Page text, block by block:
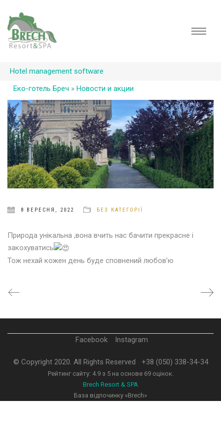
Hotel management software
Еко-готель Бреч » Новости и акции
8 ВЕРЕСНЯ, 2022 БЕЗ КАТЕГОРІЇ
Природа унікальна ,вона вчить нас бачити прекрасне і
закохуватись
Тож нехай кожен день буде сповнений любов’ю
Facebook Instagram
© Copyright 2020. All Rights Reserved +38 (050) 338-34-34
Рейтинг сайту: 4.9з 5 на основе 69оцінок.
Brech Resort & SPA
База відпочинку «Brech»